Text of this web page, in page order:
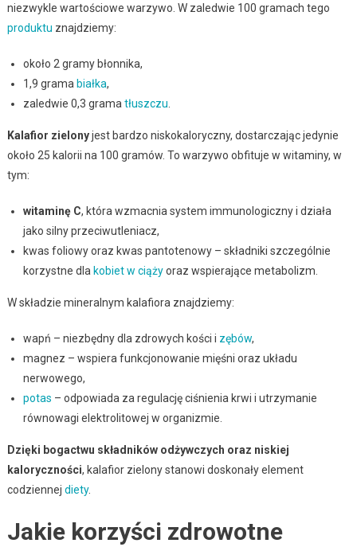
niezwykle wartościowe warzywo. W zaledwie 100 gramach tego
produktu znajdziemy:
około 2 gramy błonnika,
1,9 grama białka,
zaledwie 0,3 grama tłuszczu
Kalafior zielonyjest bardzo niskokaloryczny, dostarczając jedynie
około 25 kalorii na 100 gramów. To warzywo obfituje w witaminy, w
tym:
witaminę C, która wzmacnia system immunologiczny i działa
jako silny przeciwutleniacz,
kwas foliowy oraz kwas pantotenowy – składniki szczególnie
korzystne dla kobiet w ciążyoraz wspierające metabolizm.
W składzie mineralnym kalafiora znajdziemy:
wapń – niezbędny dla zdrowych kości i zębów,
magnez – wspiera funkcjonowanie mięśni oraz układu
nerwowego,
potas – odpowiada za regulację ciśnienia krwi i utrzymanie
równowagi elektrolitowej w organizmie.
Dzięki bogactwu składników odżywczych oraz niskiej
kaloryczności, kalafior zielony stanowi doskonały element
codziennej diety.
Jakie korzyści zdrowotne